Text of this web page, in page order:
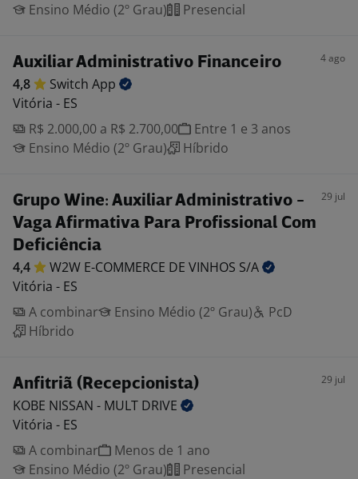
Ensino Médio (2º Grau)
Presencial
Auxiliar Administrativo Financeiro 4 ago
4,8 Switch App
Vitória - ES
R$ 2.000,00 a R$ 2.700,00
Entre 1 e 3 anos
Ensino Médio (2º Grau)
Híbrido
Grupo Wine: Auxiliar Administrativo -
Vaga Afirmativa Para Profissional Com
Deficiência
29 jul
4,4 W2W E-COMMERCE DE VINHOS S/A
Vitória - ES
A combinar
Ensino Médio (2º Grau)
PcD
Híbrido
Anfitriã (Recepcionista) 29 jul
KOBE NISSAN - MULT DRIVE
Vitória - ES
A combinar
Menos de 1 ano
Ensino Médio (2º Grau)
Presencial